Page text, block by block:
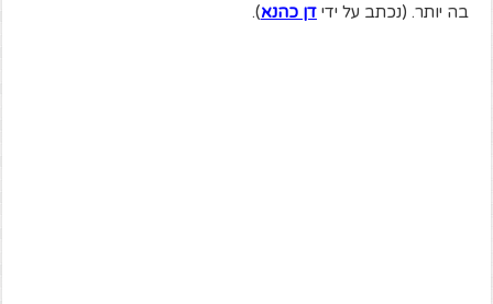
בה יותר. (נכתב על ידידן כהנא).